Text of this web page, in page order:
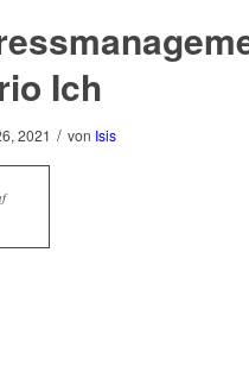
Ich
2021 / von Isis